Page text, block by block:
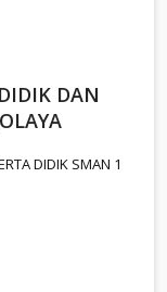
DAN
DIDIK SMAN 1